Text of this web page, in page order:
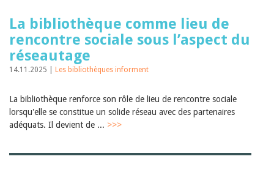
La bibliothèque comme lieu de
rencontre sociale sous l’aspect du
réseautage
14.11.2025 | Les bibliothèques informent
La bibliothèque renforce son rôle de lieu de rencontre sociale
lorsqu'elle se constitue un solide réseau avec des partenaires
adéquats. Il devient de ... >>>